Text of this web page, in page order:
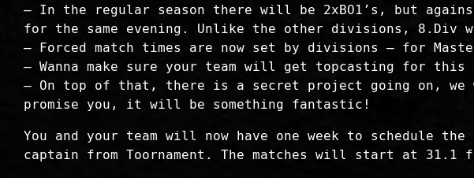
– In the regular season there will be 2xBO1’s, but
for the same evening. Unlike the other divisions, 8.Div
– Forced match times are now set by divisions – for
– Wanna make sure your team will get topcasting for this
– On top of that, there is a secret project going on, we
promise you, it will be something fantastic!
You and your team will now have one week to schedule
captain from Toornament. The matches will start at 31.1